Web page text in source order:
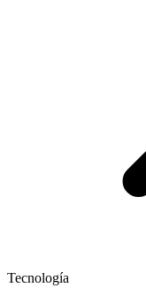
Tecnología